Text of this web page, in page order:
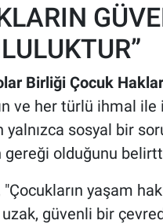
Birliği Çocuk
ve her türlü ihmal
yalnızca sosyal bir
gereği olduğunu
yaşam
güvenli bir